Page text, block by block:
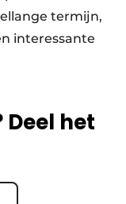
termijn,
interessante
het